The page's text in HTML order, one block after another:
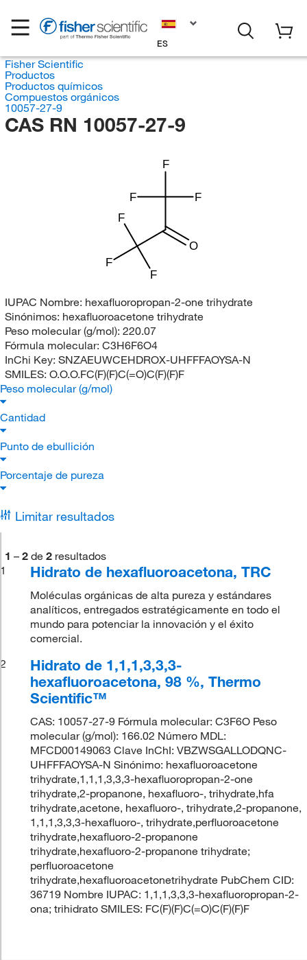
ES
Fisher Scientific
Productos
Productos químicos
Compuestos orgánicos
10057-27-9
CAS RN 10057-27-9
O
F
F
F
F
F
F
IUPAC Nombre: hexafluoropropan-2-one trihydrate
Sinónimos: hexafluoroacetone trihydrate
Peso molecular (g/mol): 220.07
Fórmula molecular: C3H6F6O4
InChi Key: SNZAEUWCEHDROX-UHFFFAOYSA-N
SMILES: O.O.O.FC(F)(F)C(=O)C(F)(F)F
Peso molecular (g/mol)
Cantidad
Punto de ebullición
Porcentaje de pureza
Limitar resultados
1 – 2 de 2 resultados
1
Hidrato de hexafluoroacetona, TRC
Moléculas orgánicas de alta pureza y estándares
analíticos, entregados estratégicamente en todo el
mundo para potenciar la innovación y el éxito
comercial.
2
Hidrato de 1,1,1,3,3,3-
hexafluoroacetona, 98 %, Thermo
Scientific™
CAS: 10057-27-9 Fórmula molecular: C3F6O Peso
molecular (g/mol): 166.02 Número MDL:
MFCD00149063 Clave InChI: VBZWSGALLODQNC-
UHFFFAOYSA-N Sinónimo: hexafluoroacetone
trihydrate,1,1,1,3,3,3-hexafluoropropan-2-one
trihydrate,2-propanone, hexafluoro-, trihydrate,hfa
trihydrate,acetone, hexafluoro-, trihydrate,2-propanone,
1,1,1,3,3,3-hexafluoro-, trihydrate,perfluoroacetone
trihydrate,hexafluoro-2-propanone
trihydrate,hexafluoro-2-propanone trihydrate;
perfluoroacetone
trihydrate,hexafluoroacetonetrihydrate PubChem CID:
36719 Nombre IUPAC: 1,1,1,3,3,3-hexafluoropropan-2-
ona; trihidrato SMILES: FC(F)(F)C(=O)C(F)(F)F